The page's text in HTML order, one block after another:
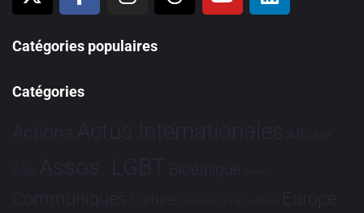
Catégories populaires
Catégories
Actions Actus Internationales Afrique
Asie Assos. LGBT Bioéthique Brève
Communiqués Culture Dialogues France-Brésil Europe